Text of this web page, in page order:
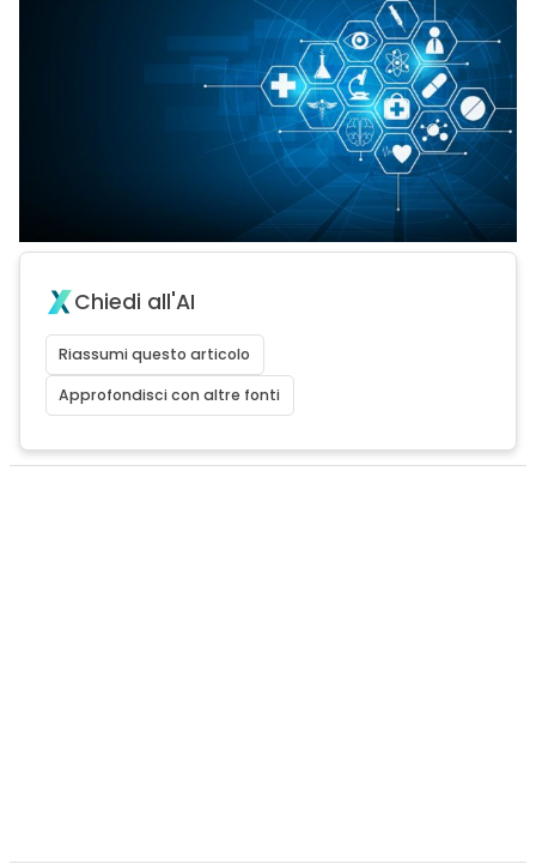
Chiedi all'AI
Riassumi questo articolo
Approfondisci con altre fonti